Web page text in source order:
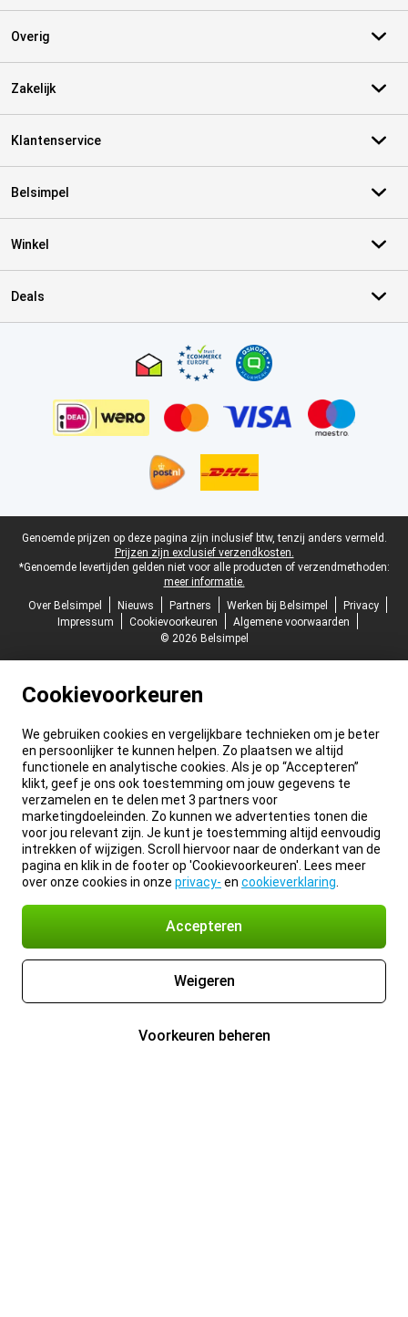
Overig
Zakelijk
Klantenservice
Belsimpel
Winkel
Deals
Juridische voettekst
Genoemde prijzen op deze pagina zijn inclusief btw, tenzij anders vermeld.
Prijzen zijn exclusief verzendkosten.
*Genoemde levertijden gelden niet voor alle producten of verzendmethoden:
meer informatie.
Over Belsimpel
Nieuws Partners Werken bij Belsimpel
Privacy
Impressum
Cookievoorkeuren
Algemene voorwaarden
© 2026 Belsimpel
Cookievoorkeuren
We gebruiken cookies en vergelijkbare technieken om je beter
en persoonlijker te kunnen helpen. Zo plaatsen we altijd
functionele en analytische cookies. Als je op “Accepteren”
klikt, geef je ons ook toestemming om jouw gegevens te
verzamelen en te delen met 3 partners voor
marketingdoeleinden. Zo kunnen we advertenties tonen die
voor jou relevant zijn. Je kunt je toestemming altijd eenvoudig
intrekken of wijzigen. Scroll hiervoor naar de onderkant van de
pagina en klik in de footer op 'Cookievoorkeuren'. Lees meer
over onze cookies in onze privacy- en cookieverklaring
Accepteren
Weigeren
Voorkeuren beheren